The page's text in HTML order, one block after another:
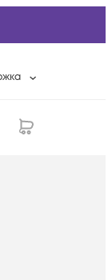
центров